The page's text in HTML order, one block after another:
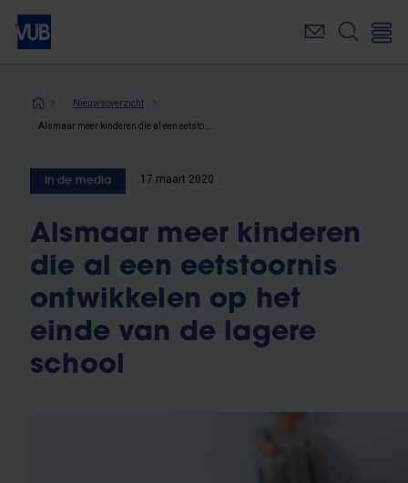
Overslaan
naar
inhoudKruimelpad
Nieuwsoverzicht
In de media 17 maart 2020
Alsmaar meer kinderen
die al een eetstoornis
ontwikkelen op het
einde van de lagere
school